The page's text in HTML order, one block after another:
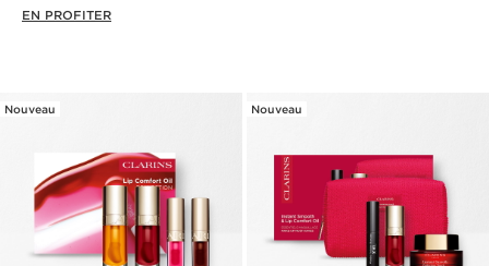
EN PROFITER
Nouveau Nouveau